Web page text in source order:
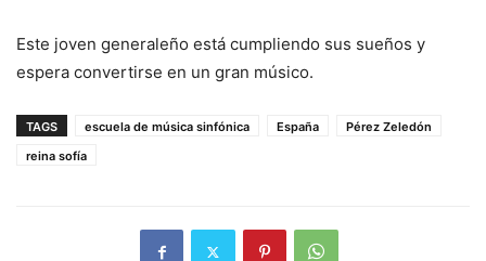
Este joven generaleño está cumpliendo sus sueños y
espera convertirse en un gran músico.
TAGS escuela de música sinfónica España
Pérez Zeledón
reina sofía